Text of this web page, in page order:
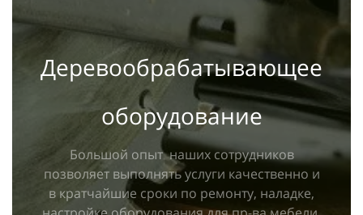
Деревообрабатывающее
оборудование
Большой опыт наших сотрудников
позволяет выполнять услуги качественно и
в кратчайшие сроки по ремонту, наладке,